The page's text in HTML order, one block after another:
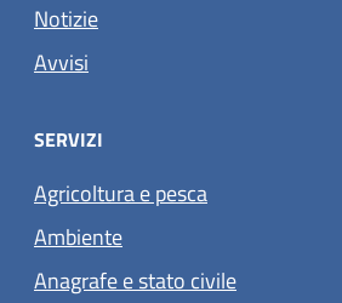
Notizie
Avvisi
SERVIZI
Agricoltura e pesca
Ambiente
Anagrafe e stato civile